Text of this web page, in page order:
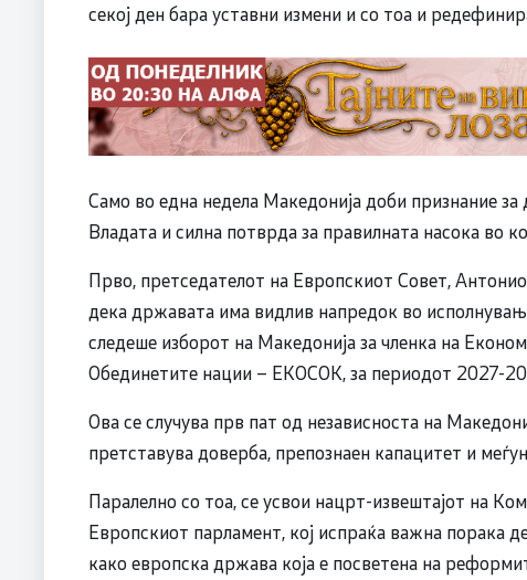
секој ден бара уставни измени и со тоа и
Само во една недела Македонија доби признание
Владата и силна потврда за правилната насока во
Прво, претседателот на Европскиот Совет,
дека државата има видлив напредок во
следеше изборот на Македонија за членка на
Обединетите нации – ЕКОСОК, за периодот 2027-
Ова се случува прв пат од независноста на
претставува доверба, препознаен капацитет и
Паралелно со тоа, се усвои нацрт-извештајот на
Европскиот парламент, кој испраќа важна порака
како европска држава која е посветена на